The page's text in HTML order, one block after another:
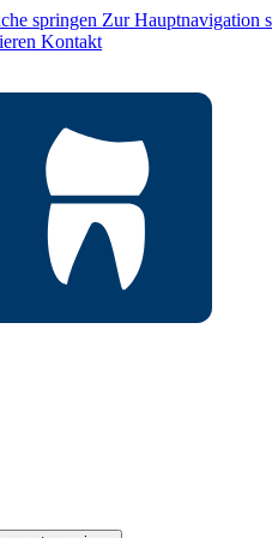
springen Zur Hauptnavigation
Kontakt